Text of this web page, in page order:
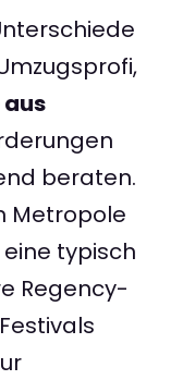
beraten.
Metropole
typisch
Regency-